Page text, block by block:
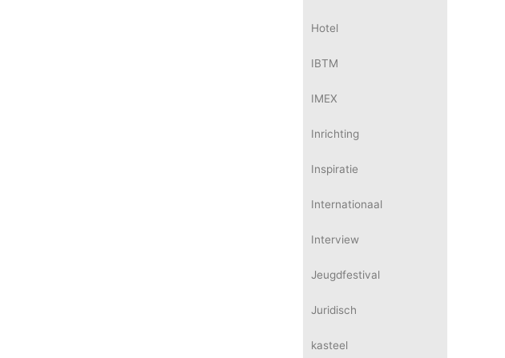
Hotel
IBTM
IMEX
Inrichting
Inspiratie
Internationaal
Interview
Jeugdfestival
Juridisch
kasteel